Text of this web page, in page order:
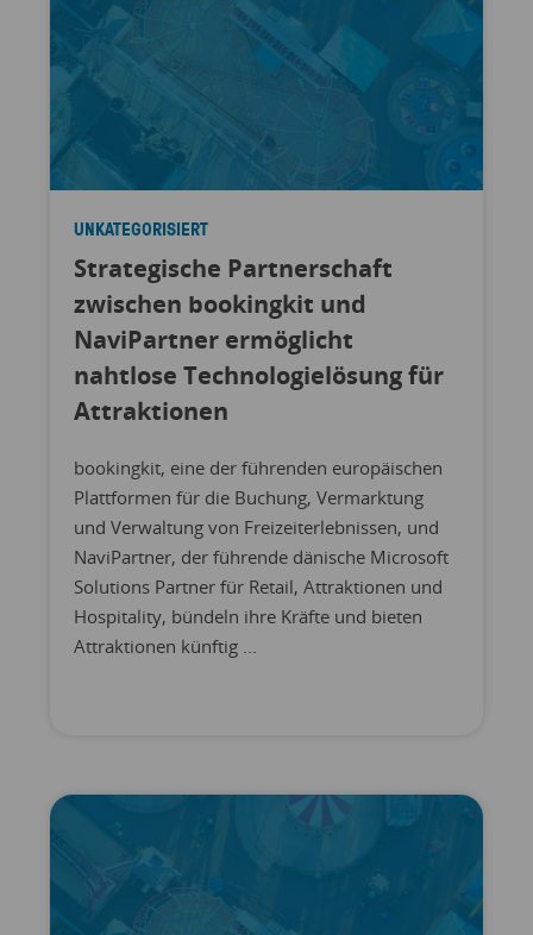
UNKATEGORISIERT
Strategische Partnerschaft
zwischen bookingkit und
NaviPartner ermöglicht
nahtlose Technologielösung für
Attraktionen
bookingkit, eine der führenden europäischen
Plattformen für die Buchung, Vermarktung
und Verwaltung von Freizeiterlebnissen, und
NaviPartner, der führende dänische Microsoft
Solutions Partner für Retail, Attraktionen und
Hospitality, bündeln ihre Kräfte und bieten
Attraktionen künftig ...